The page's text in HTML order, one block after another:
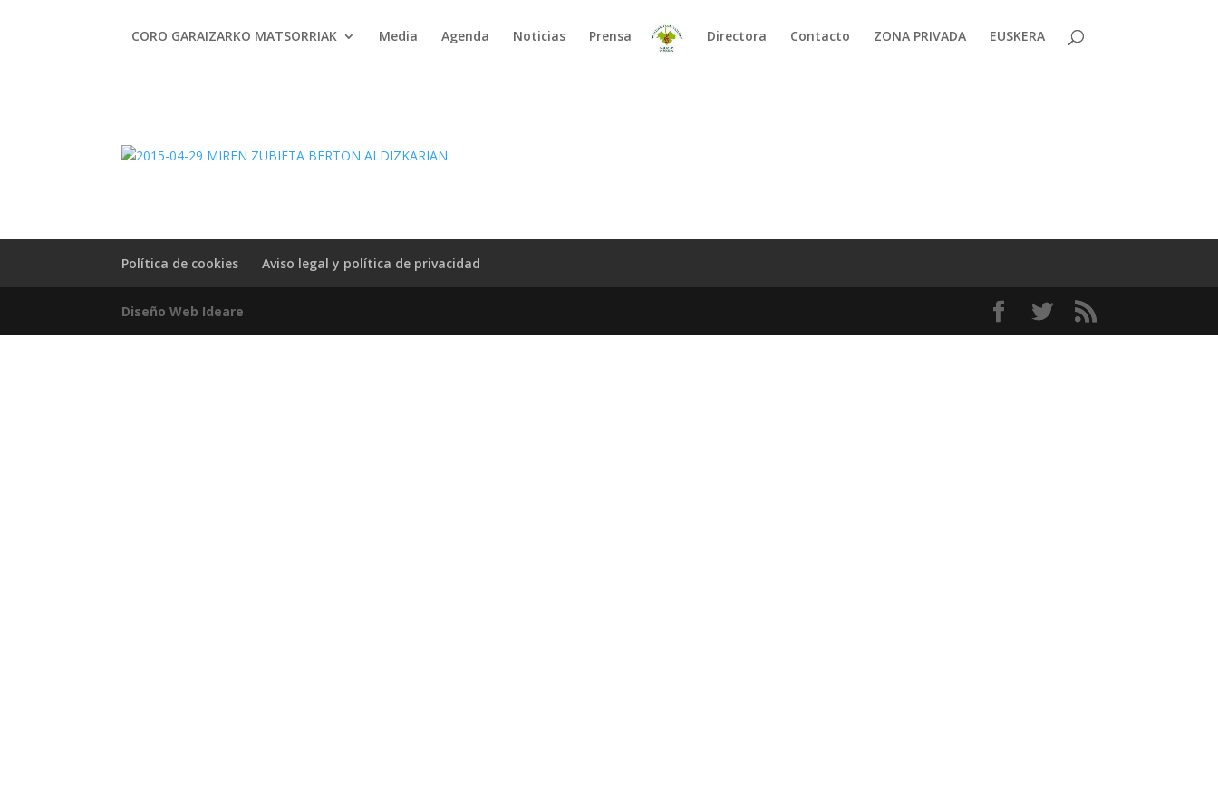
CORO GARAIZARKO MATSORRIAK Media Agenda Noticias Prensa Directora Contacto ZONA PRIVADA EUSKERA
Política de cookies Aviso legal y política de privacidad
Diseño Web Ideare